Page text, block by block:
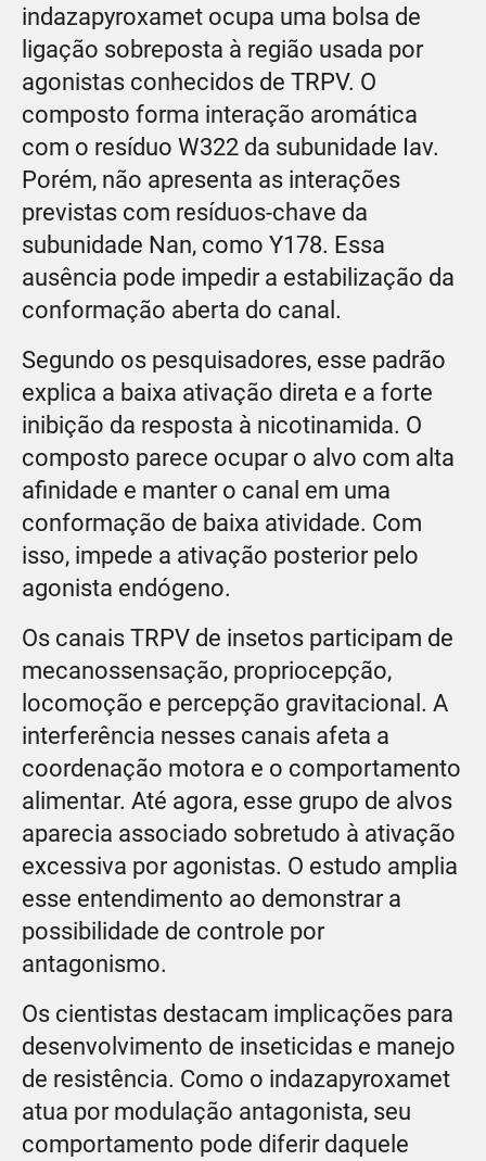
indazapyroxamet ocupa uma bolsa de
ligação sobreposta à região usada por
agonistas conhecidos de TRPV. O
composto forma interação aromática
com o resíduo W322 da subunidade Iav.
Porém, não apresenta as interações
previstas com resíduos-chave da
subunidade Nan, como Y178. Essa
ausência pode impedir a estabilização da
conformação aberta do canal.
Segundo os pesquisadores, esse padrão
explica a baixa ativação direta e a forte
inibição da resposta à nicotinamida. O
composto parece ocupar o alvo com alta
afinidade e manter o canal em uma
conformação de baixa atividade. Com
isso, impede a ativação posterior pelo
agonista endógeno.
Os canais TRPV de insetos participam de
mecanossensação, propriocepção,
locomoção e percepção gravitacional. A
interferência nesses canais afeta a
coordenação motora e o comportamento
alimentar. Até agora, esse grupo de alvos
aparecia associado sobretudo à ativação
excessiva por agonistas. O estudo amplia
esse entendimento ao demonstrar a
possibilidade de controle por
antagonismo.
Os cientistas destacam implicações para
desenvolvimento de inseticidas e manejo
de resistência. Como o indazapyroxamet
atua por modulação antagonista, seu
comportamento pode diferir daquele